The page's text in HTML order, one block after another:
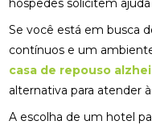
hóspedes solicitem
Se você está em busca
contínuos e um
casa de repouso
alternativa para atender
A escolha de um hotel